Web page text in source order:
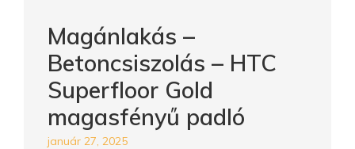
Magánlakás –
Betoncsiszolás – HTC
Superfloor Gold
magasfényű padló
január 27, 2025